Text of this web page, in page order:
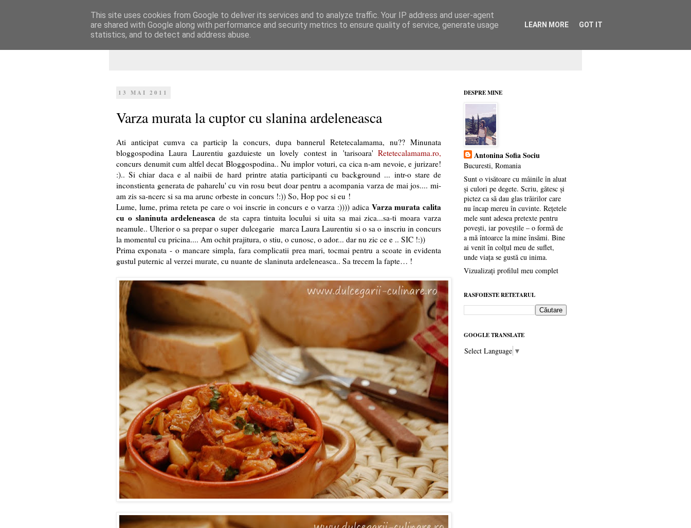
Dulcegarii culinare
13 MAI 2011
Varza murata la cuptor cu slanina ardeleneasca
Ati anticipat cumva ca particip la concurs, dupa bannerul Retetecalamama, nu?? Minunata
bloggospodina Laura Laurentiu gazduieste un lovely contest in 'tarisoara' Retetecalamama.ro,
concurs denumit cum altfel decat Bloggospodina.. Nu implor voturi, ca cica n-am nevoie, e jurizare!
:).. Si chiar daca e al naibii de hard printre atatia participanti cu background ... intr-o stare de
inconstienta generata de paharelu' cu vin rosu beut doar pentru a acompania varza de mai jos.... mi-
am zis sa-ncerc si sa ma arunc orbeste in concurs !:)) So, Hop poc si eu !
Lume, lume, prima reteta pe care o voi inscrie in concurs e o varza :)))) adica Varza murata calita
cu o slaninuta ardeleneasca de sta capra tintuita locului si uita sa mai zica...sa-ti moara varza
neamule.. Ulterior o sa prepar o super dulcegarie marca Laura Laurentiu si o sa o inscriu in concurs
la momentul cu pricina.... Am ochit prajitura, o stiu, o cunosc, o ador... dar nu zic ce e .. SIC !:))
Prima exponata - o mancare simpla, fara complicatii prea mari, tocmai pentru a scoate in evidenta
gustul puternic al verzei murate, cu nuante de slaninuta ardeleneasca.. Sa trecem la fapte… !
DESPRE MINE
Antonina Sofia Sociu
Bucuresti, Romania
Sunt o visătoare cu mâinile în aluat
și culori pe degete. Scriu, gătesc și
pictez ca să dau glas trăirilor care
nu încap mereu în cuvinte. Rețetele
mele sunt adesea pretexte pentru
povești, iar poveștile – o formă de
a mă întoarce la mine însămi. Bine
ai venit în colțul meu de suflet,
unde viața se gustă cu inima.
Vizualizați profilul meu complet
RASFOIESTE RETETARUL
GOOGLE TRANSLATE
Select Language ▼
This site uses cookies from Google to deliver its services and to analyze traffic. Your IP address and user-agent
are shared with Google along with performance and security metrics to ensure quality of service, generate usage
statistics, and to detect and address abuse.
LEARN MORE GOT IT